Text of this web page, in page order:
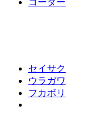
コーダー
セイサク
ウラガワ
フカボリ